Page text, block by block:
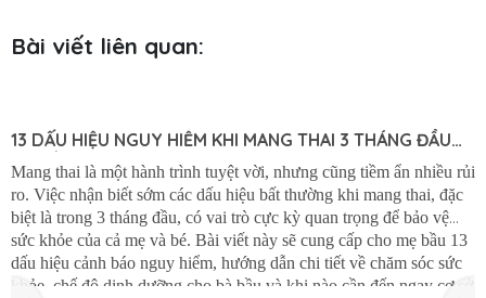
Bài viết liên quan: